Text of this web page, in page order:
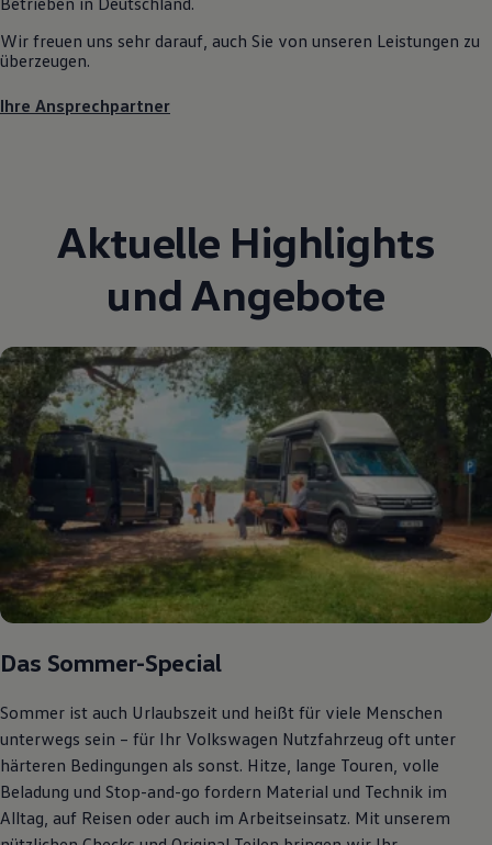
Ratgeber
Routen & Reisen
California Reisen & Erlebnisse
California Lifestyle & Zubehör
Übernachten im California
Nachhaltigkeit
Kunden
Natur
Events
75 Jahre Bulli Jubiläum
Bulli Magazin
Fahrzeugabholung ab Werk
Uptime
Wir freuen uns sehr darauf, auch Sie von unseren Leistungen zu
überzeugen.
Ihre Ansprechpartner
Aktuelle Highlights
und Angebote
Das Sommer-Special
Sommer ist auch Urlaubszeit und heißt für viele Menschen
unterwegs sein – für Ihr Volkswagen Nutzfahrzeug oft unter
härteren Bedingungen als sonst. Hitze, lange Touren, volle
Beladung und Stop-and-go fordern Material und Technik im
Alltag, auf Reisen oder auch im Arbeitseinsatz. Mit unserem